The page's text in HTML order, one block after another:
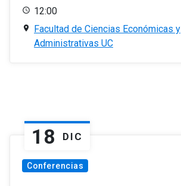
12:00
Facultad de Ciencias Económicas y
Administrativas UC
18 DIC
Conferencias